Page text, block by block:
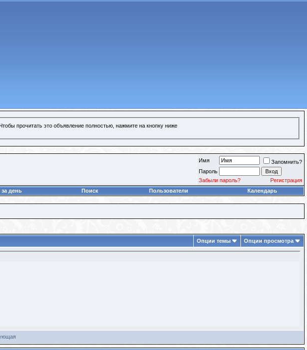
прочитать это объявление полностью, нажмите на кнопку ниже
Имя
Запомнить?
Пароль
Забыли пароль?
Регистрация
день Поиск Пользователи Календарь
Опции темы Опции просмотра